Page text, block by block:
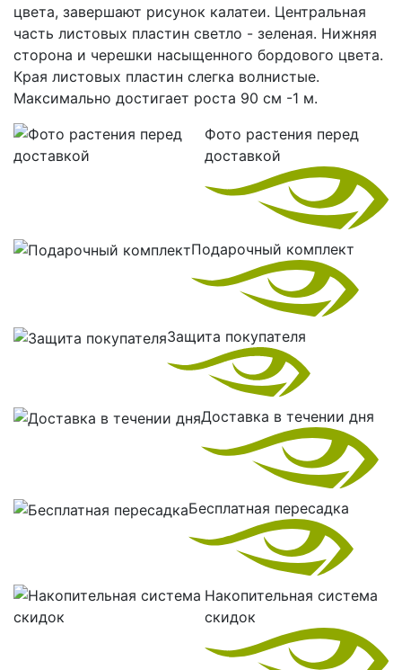
цвета, завершают рисунок калатеи. Центральная
часть листовых пластин светло - зеленая. Нижняя
сторона и черешки насыщенного бордового цвета.
Края листовых пластин слегка волнистые.
Максимально достигает роста 90 см -1 м.
Фото растения перед
доставкой
Подарочный комплект
Защита покупателя
Доставка в течении дня
Бесплатная пересадка
Накопительная система
скидок